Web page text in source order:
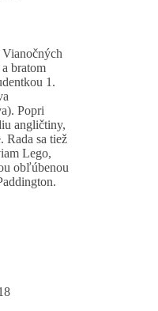
bratom
1.
Popri
angličtiny,
Rada sa tiež
Lego,
obľúbenou